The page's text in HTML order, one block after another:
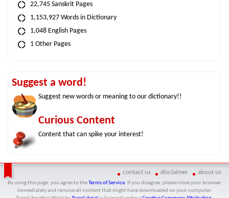
22,745 Sanskrit Pages
1,153,927 Words in Dictionary
1,048 English Pages
1 Other Pages
Suggest a word!
Suggest new words or meaning to our dictionary!!
Curious Content
Content that can spike your interest!
contact us disclaimer about us
By using this page, you agree to the Terms of Service. If you disagree, please close your browser
immediately and remove all content that might have downloaded on your computer.